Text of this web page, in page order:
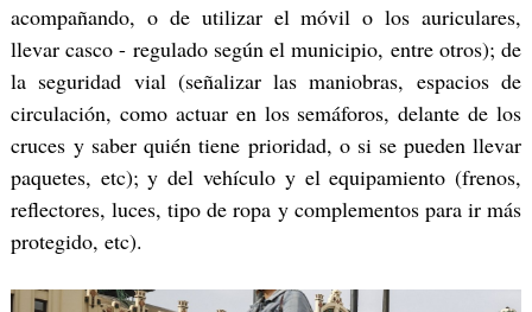
acompañando, o de utilizar el móvil o los auriculares,
llevar casco - regulado según el municipio, entre otros); de
la seguridad vial (señalizar las maniobras, espacios de
circulación, como actuar en los semáforos, delante de los
cruces y saber quién tiene prioridad, o si se pueden llevar
paquetes, etc); y del vehículo y el equipamiento (frenos,
reflectores, luces, tipo de ropa y complementos para ir más
protegido, etc).